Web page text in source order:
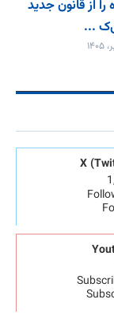
از قانون جدید
...
X